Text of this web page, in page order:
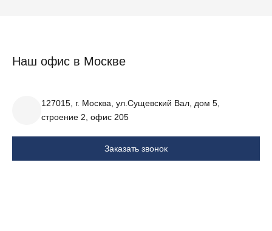
Наш офис в Москве
127015, г. Москва, ул.Сущевский Вал, дом 5,
строение 2, офис 205
Заказать звонок